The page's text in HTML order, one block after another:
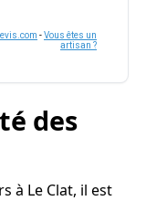
-Vous êtes un
artisan ?
des
à Le Clat, il est